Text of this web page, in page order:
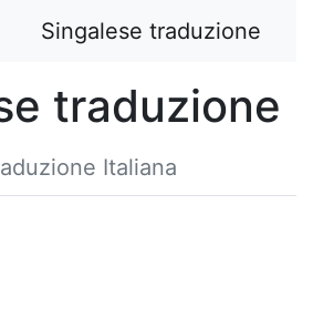
Singalese traduzione
traduzione
Italiana